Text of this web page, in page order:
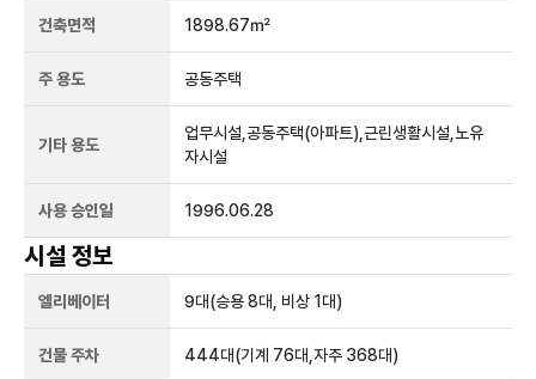
건축면적 1898.67㎡
주 용도 공동주택
기타 용도
업무시설,공동주택(아파트),근린생활시설,노유
자시설
사용 승인일 1996.06.28
시설 정보
엘리베이터 9대(승용 8대, 비상 1대)
건물 주차 444대(기계 76대,자주 368대)